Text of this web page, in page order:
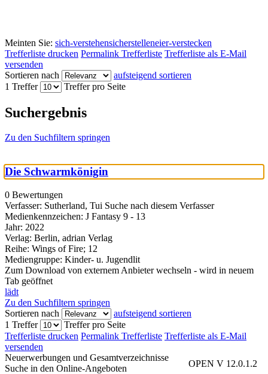
Meinten Sie: sich-verstehensicherstelleneier-verstecken
Trefferliste drucken Permalink Trefferliste Trefferliste als E-Mail
versenden
Sortieren nach
aufsteigend sortieren
1 Treffer
Treffer pro Seite
Suchergebnis
Zu den Suchfiltern springen
Die Schwarmkönigin
0 Bewertungen
Verfasser: Sutherland, Tui Suche nach diesem Verfasser
Medienkennzeichen: J Fantasy 9 - 13
Jahr: 2022
Verlag: Berlin, adrian Verlag
Reihe: Wings of Fire; 12
Mediengruppe: Kinder- u. Jugendlit
Zum Download von externem Anbieter wechseln - wird in neuem
Tab geöffnet
lädt
Zu den Suchfiltern springen
Sortieren nach
aufsteigend sortieren
1 Treffer
Treffer pro Seite
Trefferliste drucken Permalink Trefferliste Trefferliste als E-Mail
versenden
OPEN V 12.0.1.2
Neuerwerbungen und Gesamtverzeichnisse
Suche in den Online-Angeboten